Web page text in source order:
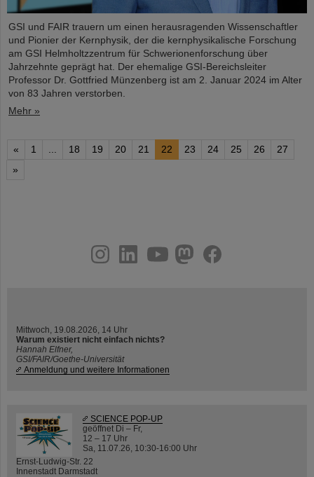
GSI und FAIR trauern um einen herausragenden Wissenschaftler
und Pionier der Kernphysik, der die kernphysikalische Forschung
am GSI Helmholtzzentrum für Schwerionenforschung über
Jahrzehnte geprägt hat. Der ehemalige GSI-Bereichsleiter
Professor Dr. Gottfried Münzenberg ist am 2. Januar 2024 im Alter
von 83 Jahren verstorben.
Mehr »
« 1 18 19 20 21 22 23 24 25 26
27
»
youtube
helmholtz.social
facebook
Mittwoch, 19.08.2026, 14 Uhr
Warum existiert nicht einfach nichts?
Hannah Elfner,
GSI/FAIR/Goethe-Universität
Anmeldung und weitere Informationen
SCIENCE POP-UP
geöffnet Di – Fr,
12 – 17 Uhr
Sa, 11.07.26, 10:30-16:00 Uhr
Ernst-Ludwig-Str. 22
Innenstadt Darmstadt